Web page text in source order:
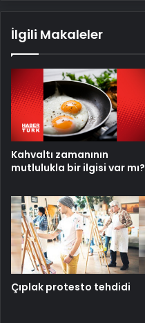
İlgili Makaleler
Kahvaltı zamanının
mutlulukla bir ilgisi var mı?
Çıplak protesto tehdidi